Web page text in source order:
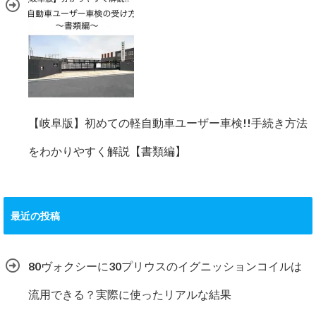
【岐阜版】初めての軽自動車ユーザー車検!!手続き方法
をわかりやすく解説【書類編】
最近の投稿
80ヴォクシーに30プリウスのイグニッションコイルは
流用できる？実際に使ったリアルな結果